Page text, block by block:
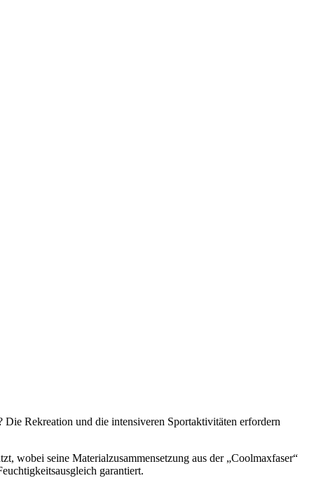
Rekreation und die intensiveren Sportaktivitäten erfordern
wobei seine Materialzusammensetzung aus der „Coolmaxfaser“
garantiert.